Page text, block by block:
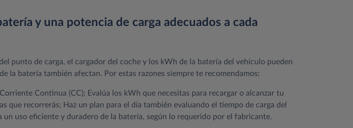
y una potencia de carga adecuados a cada
punto de carga, el cargador del coche y los kWh de la batería del vehículo pueden
la batería también afectan. Por estas razones siempre te recomendamos:
Continua (CC); Evalúa los kWh que necesitas para recargar o alcanzar tu
recorrerás; Haz un plan para el día también evaluando el tiempo de carga del
uso eficiente y duradero de la batería, según lo requerido por el fabricante.